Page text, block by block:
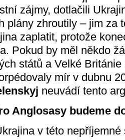
zájmy, dotlačili
plány zhroutily – jim za
zaplatit, protože
Pokud by měl někdo
států a Velké
mír v dubnu
neuvádí tento
Anglosasy budeme
v této